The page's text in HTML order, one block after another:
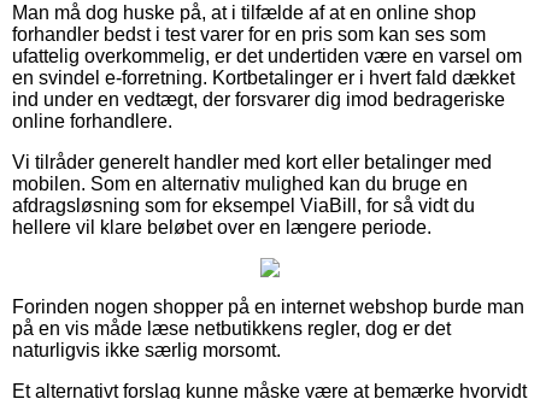
Man må dog huske på, at i tilfælde af at en online shop
forhandler bedst i test varer for en pris som kan ses som
ufattelig overkommelig, er det undertiden være en varsel om
en svindel e-forretning. Kortbetalinger er i hvert fald dækket
ind under en vedtægt, der forsvarer dig imod bedrageriske
online forhandlere.
Vi tilråder generelt handler med kort eller betalinger med
mobilen. Som en alternativ mulighed kan du bruge en
afdragsløsning som for eksempel ViaBill, for så vidt du
hellere vil klare beløbet over en længere periode.
Forinden nogen shopper på en internet webshop burde man
på en vis måde læse netbutikkens regler, dog er det
naturligvis ikke særlig morsomt.
Et alternativt forslag kunne måske være at bemærke hvorvidt